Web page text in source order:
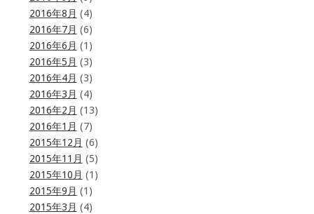
2016年8月 (4)
2016年7月 (6)
2016年6月 (1)
2016年5月 (3)
2016年4月 (3)
2016年3月 (4)
2016年2月 (13)
2016年1月 (7)
2015年12月 (6)
2015年11月 (5)
2015年10月 (1)
2015年9月 (1)
2015年3月 (4)